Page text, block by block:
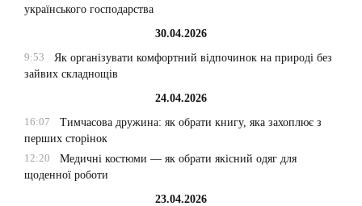
українського господарства
30.04.2026
9:53
Як організувати комфортний відпочинок на природі без
зайвих складнощів
24.04.2026
16:07
Тимчасова дружина: як обрати книгу, яка захоплює з
перших сторінок
12:20
Медичні костюми — як обрати якісний одяг для
щоденної роботи
23.04.2026